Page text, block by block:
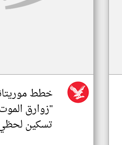
خطط
"زوارق
تسكين